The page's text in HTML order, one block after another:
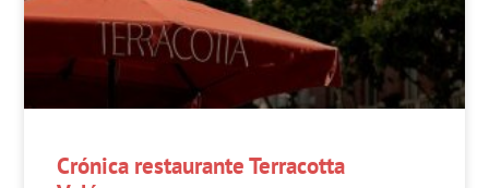
Crónica restaurante Terracotta